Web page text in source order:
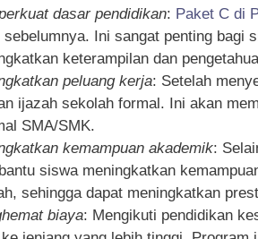
dasar pendidikan: Paket C di
sebelumnya. Ini sangat penting bagi
keterampilan dan
peluang kerja: Setelah
ijazah sekolah formal. Ini akan
SMA/SMK.
kemampuan akademik:
siswa meningkatkan
sehingga dapat meningkatkan
biaya: Mengikuti pendidikan